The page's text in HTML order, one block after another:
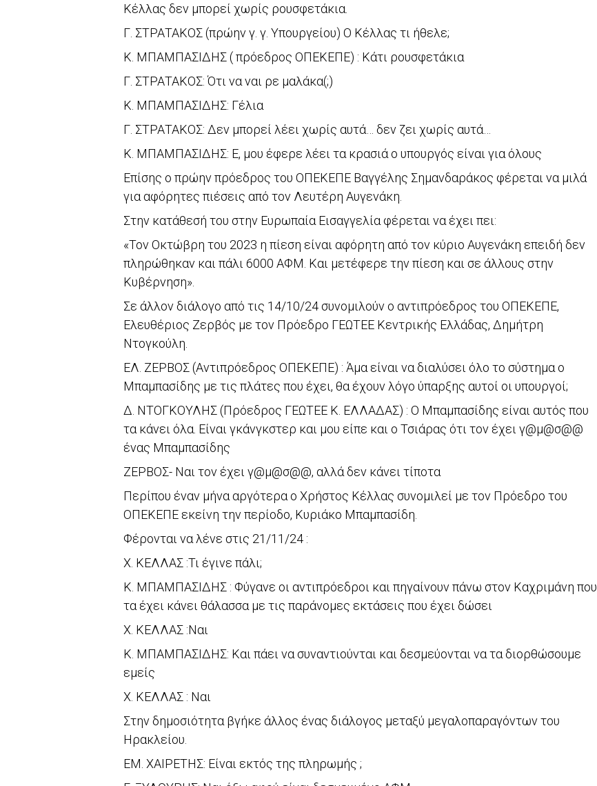
Κέλλας δεν μπορεί χωρίς ρουσφετάκια.
Γ. ΣΤΡΑΤΑΚΟΣ (πρώην γ. γ. Υπουργείου) Ο Κέλλας τι ήθελε;
K. ΜΠΑΜΠΑΣΙΔΗΣ ( πρόεδρος ΟΠΕΚΕΠΕ) : Κάτι ρουσφετάκια
Γ. ΣΤΡΑΤΑΚΟΣ: Ότι να ναι ρε μαλάκα(;)
Κ. ΜΠΑΜΠΑΣΙΔΗΣ: Γέλια
Γ. ΣΤΡΑΤΑΚΟΣ: Δεν μπορεί λέει χωρίς αυτά… δεν ζει χωρίς αυτά…
Κ. ΜΠΑΜΠΑΣΙΔΗΣ: Ε, μου έφερε λέει τα κρασιά ο υπουργός είναι για όλους
Επίσης ο πρώην πρόεδρος του ΟΠΕΚΕΠΕ Βαγγέλης Σημανδαράκος φέρεται να μιλά
για αφόρητες πιέσεις από τον Λευτέρη Αυγενάκη.
Στην κατάθεσή του στην Ευρωπαία Εισαγγελία φέρεται να έχει πει:
«Τον Οκτώβρη του 2023 η πίεση είναι αφόρητη από τον κύριο Αυγενάκη επειδή δεν
πληρώθηκαν και πάλι 6000 ΑΦΜ. Και μετέφερε την πίεση και σε άλλους στην
Κυβέρνηση».
Σε άλλον διάλογο από τις 14/10/24 συνομιλούν ο αντιπρόεδρος του ΟΠΕΚΕΠΕ,
Ελευθέριος Ζερβός με τον Πρόεδρο ΓΕΩΤΕΕ Κεντρικής Ελλάδας, Δημήτρη
Ντογκούλη.
ΕΛ. ΖΕΡΒΟΣ (Αντιπρόεδρος ΟΠΕΚΕΠΕ) : Άμα είναι να διαλύσει όλο το σύστημα ο
Μπαμπασίδης με τις πλάτες που έχει, θα έχουν λόγο ύπαρξης αυτοί οι υπουργοί;
Δ. ΝΤΟΓΚΟΥΛΗΣ (Πρόεδρος ΓΕΩΤΕΕ Κ. ΕΛΛΑΔΑΣ) : Ο Μπαμπασίδης είναι αυτός που
τα κάνει όλα. Είναι γκάνγκστερ και μου είπε και ο Τσιάρας ότι τον έχει γ@μ@σ@@
ένας Μπαμπασίδης
ΖΕΡΒΟΣ- Ναι τον έχει γ@μ@σ@@, αλλά δεν κάνει τίποτα
Περίπου έναν μήνα αργότερα ο Χρήστος Κέλλας συνομιλεί με τον Πρόεδρο του
ΟΠΕΚΕΠΕ εκείνη την περίοδο, Κυριάκο Μπαμπασίδη.
Φέρονται να λένε στις 21/11/24 :
Χ. ΚΕΛΛΑΣ :Τι έγινε πάλι;
K. ΜΠΑΜΠΑΣΙΔΗΣ : Φύγανε οι αντιπρόεδροι και πηγαίνουν πάνω στον Καχριμάνη που
τα έχει κάνει θάλασσα με τις παράνομες εκτάσεις που έχει δώσει
X. ΚΕΛΛΑΣ :Ναι
K. ΜΠΑΜΠΑΣΙΔΗΣ: Και πάει να συναντιούνται και δεσμεύονται να τα διορθώσουμε
εμείς
X. ΚΕΛΛΑΣ : Ναι
Στην δημοσιότητα βγήκε άλλος ένας διάλογος μεταξύ μεγαλοπαραγόντων του
Ηρακλείου.
ΕΜ. ΧΑΙΡΕΤΗΣ: Είναι εκτός της πληρωμής ;